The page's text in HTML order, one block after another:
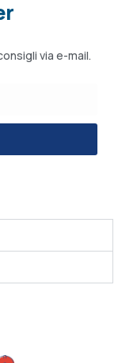
via e-mail.